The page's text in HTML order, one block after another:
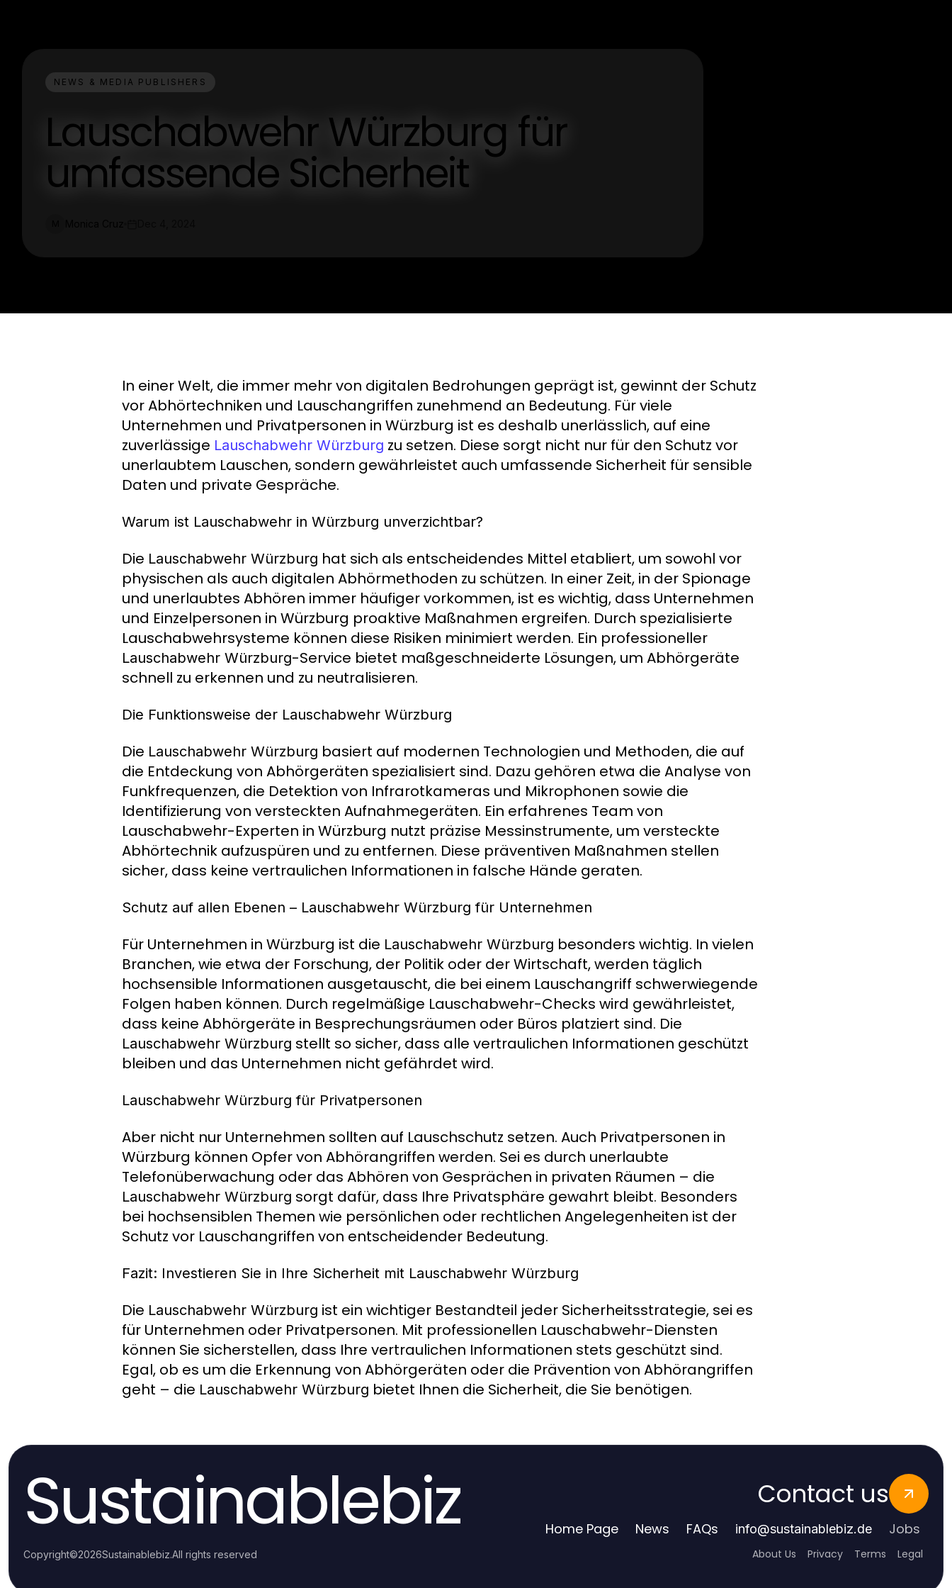
NEWS & MEDIA PUBLISHERS
Lauschabwehr Würzburg für
umfassende Sicherheit
In einer Welt, die immer mehr von digitalen Bedrohungen geprägt ist, gewinnt der Schutz
vor Abhörtechniken und Lauschangriffen zunehmend an Bedeutung. Für viele
Unternehmen und Privatpersonen in Würzburg ist es deshalb unerlässlich, auf eine
zuverlässige Lauschabwehr Würzburg zu setzen. Diese sorgt nicht nur für den Schutz vor
unerlaubtem Lauschen, sondern gewährleistet auch umfassende Sicherheit für sensible
Daten und private Gespräche.
Warum ist Lauschabwehr in Würzburg unverzichtbar?
Die Lauschabwehr Würzburg hat sich als entscheidendes Mittel etabliert, um sowohl vor
physischen als auch digitalen Abhörmethoden zu schützen. In einer Zeit, in der Spionage
und unerlaubtes Abhören immer häufiger vorkommen, ist es wichtig, dass Unternehmen
und Einzelpersonen in Würzburg proaktive Maßnahmen ergreifen. Durch spezialisierte
Lauschabwehrsysteme können diese Risiken minimiert werden. Ein professioneller
Lauschabwehr Würzburg-Service bietet maßgeschneiderte Lösungen, um Abhörgeräte
schnell zu erkennen und zu neutralisieren.
Die Funktionsweise der Lauschabwehr Würzburg
Die Lauschabwehr Würzburg basiert auf modernen Technologien und Methoden, die auf
die Entdeckung von Abhörgeräten spezialisiert sind. Dazu gehören etwa die Analyse von
Funkfrequenzen, die Detektion von Infrarotkameras und Mikrophonen sowie die
Identifizierung von versteckten Aufnahmegeräten. Ein erfahrenes Team von
Lauschabwehr-Experten in Würzburg nutzt präzise Messinstrumente, um versteckte
Abhörtechnik aufzuspüren und zu entfernen. Diese präventiven Maßnahmen stellen
sicher, dass keine vertraulichen Informationen in falsche Hände geraten.
Schutz auf allen Ebenen – Lauschabwehr Würzburg für Unternehmen
Für Unternehmen in Würzburg ist die Lauschabwehr Würzburg besonders wichtig. In vielen
Branchen, wie etwa der Forschung, der Politik oder der Wirtschaft, werden täglich
hochsensible Informationen ausgetauscht, die bei einem Lauschangriff schwerwiegende
Folgen haben können. Durch regelmäßige Lauschabwehr-Checks wird gewährleistet,
dass keine Abhörgeräte in Besprechungsräumen oder Büros platziert sind. Die
Lauschabwehr Würzburg stellt so sicher, dass alle vertraulichen Informationen geschützt
bleiben und das Unternehmen nicht gefährdet wird.
Lauschabwehr Würzburg für Privatpersonen
Aber nicht nur Unternehmen sollten auf Lauschschutz setzen. Auch Privatpersonen in
Würzburg können Opfer von Abhörangriffen werden. Sei es durch unerlaubte
Telefonüberwachung oder das Abhören von Gesprächen in privaten Räumen – die
Lauschabwehr Würzburg sorgt dafür, dass Ihre Privatsphäre gewahrt bleibt. Besonders
bei hochsensiblen Themen wie persönlichen oder rechtlichen Angelegenheiten ist der
Schutz vor Lauschangriffen von entscheidender Bedeutung.
Fazit: Investieren Sie in Ihre Sicherheit mit Lauschabwehr Würzburg
Die Lauschabwehr Würzburg ist ein wichtiger Bestandteil jeder Sicherheitsstrategie, sei es
für Unternehmen oder Privatpersonen. Mit professionellen Lauschabwehr-Diensten
können Sie sicherstellen, dass Ihre vertraulichen Informationen stets geschützt sind.
Egal, ob es um die Erkennung von Abhörgeräten oder die Prävention von Abhörangriffen
geht – die Lauschabwehr Würzburg bietet Ihnen die Sicherheit, die Sie benötigen.
Sustainablebiz Contact us
Home Page News FAQs info@sustainablebiz.de Jobs
Copyright©2026Sustainablebiz.All rights reserved About Us Privacy Terms Legal